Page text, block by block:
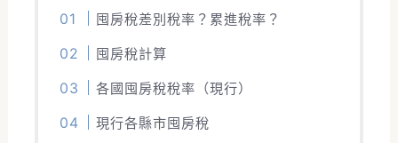
囤房稅差別稅率？累進稅率？
囤房稅計算
各國囤房稅稅率（現行）
現行各縣市囤房稅